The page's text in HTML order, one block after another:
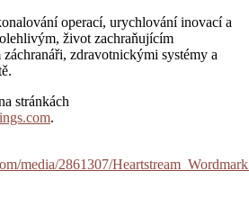
operací, urychlování inovací a
život zachraňujícím
zdravotnickými systémy a
stránkách
.
media/2861307/